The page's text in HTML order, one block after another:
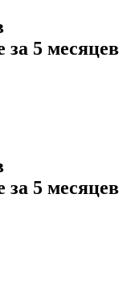
за 5 месяцев
за 5 месяцев